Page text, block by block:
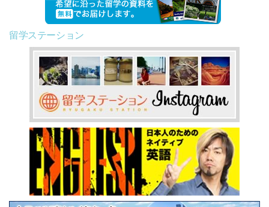
留学ステーション